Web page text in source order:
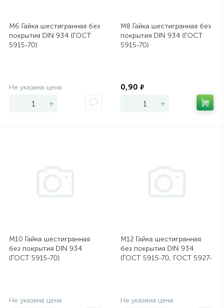
М6 Гайка шестигранная без
покрытия DIN 934 (ГОСТ
5915-70)
Не указана цена
- +
М8 Гайка шестигранная без
покрытия DIN 934 (ГОСТ
5915-70)
0,90 ₽
- +
М10 Гайка шестигранная
без покрытия DIN 934
(ГОСТ 5915-70)
Не указана цена
М12 Гайка шестигранная
без покрытия DIN 934
(ГОСТ 5915-70, ГОСТ 5927-
Не указана цена